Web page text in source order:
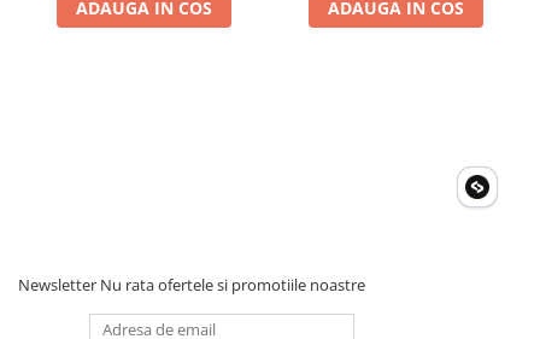
electrice
Multimetre Portabile
Tahometre
ADAUGA IN COS ADAUGA IN COS
Newsletter Nu rata ofertele si promotiile noastre